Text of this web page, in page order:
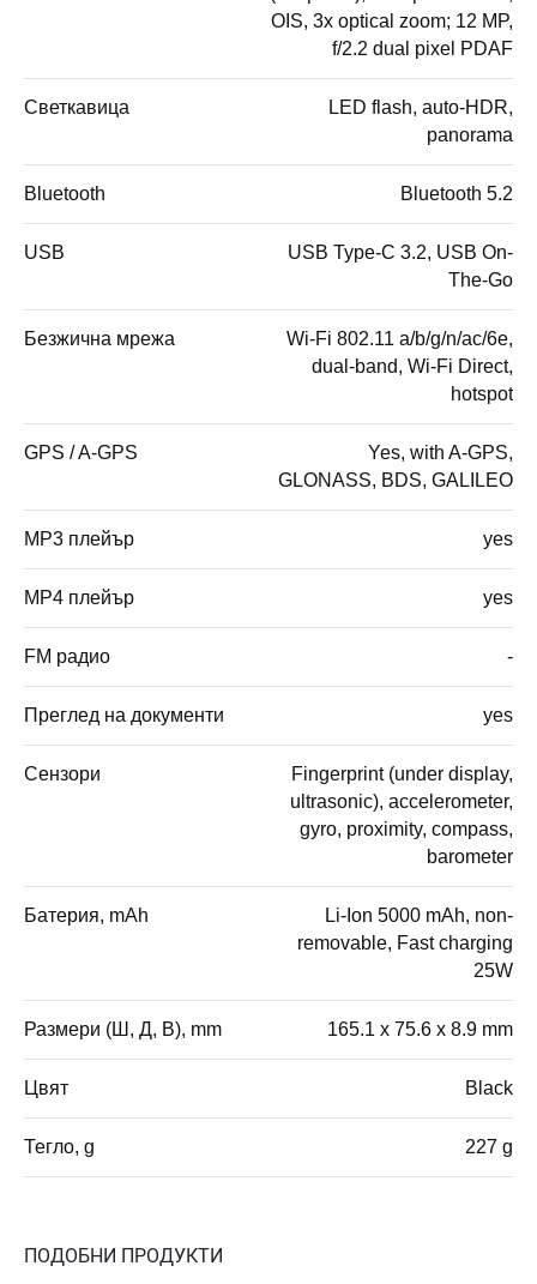
OIS, 3x optical zoom; 12 MP,
f/2.2 dual pixel PDAF
Светкавица
LED flash, auto-HDR,
panorama
Bluetooth Bluetooth 5.2
USB
USB Type-C 3.2, USB On-
The-Go
Безжична мрежа
Wi-Fi 802.11 a/b/g/n/ac/6e,
dual-band, Wi-Fi Direct,
hotspot
GPS / A-GPS
Yes, with A-GPS,
GLONASS, BDS, GALILEO
MP3 плейър yes
MP4 плейър yes
FM радио -
Преглед на документи yes
Сензори
Fingerprint (under display,
ultrasonic), accelerometer,
gyro, proximity, compass,
barometer
Батерия, mAh
Li-Ion 5000 mAh, non-
removable, Fast charging
25W
Размери (Ш, Д, В), mm 165.1 x 75.6 x 8.9 mm
Цвят Black
Тегло, g 227 g
ПОДОБНИ ПРОДУКТИ